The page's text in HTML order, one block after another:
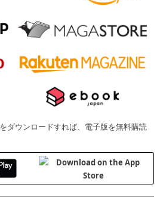
ダウンロードすれば、電子版を無料購読